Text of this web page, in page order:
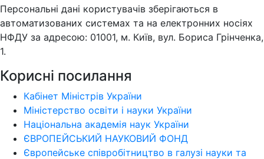
Персональні дані користувачів зберігаються в
автоматизованих системах та на електронних носіях
НФДУ за адресою: 01001, м. Київ, вул. Бориса Грінченка,
1.
Корисні посилання
Кабінет Міністрів України
Міністерство освіти і науки України
Національна академія наук України
ЄВРОПЕЙСЬКИЙ НАУКОВИЙ ФОНД
Європейське співробітництво в галузі науки та